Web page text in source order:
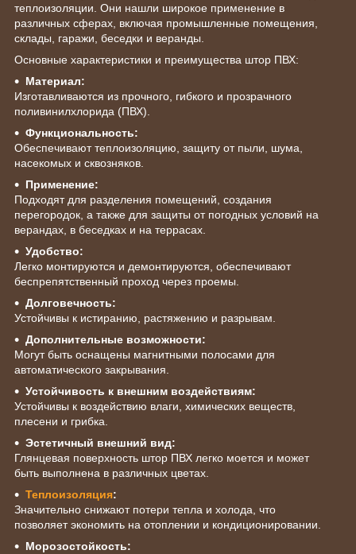
теплоизоляции. Они нашли широкое применение в
различных сферах, включая промышленные помещения,
склады, гаражи, беседки и веранды.
Основные характеристики и преимущества штор ПВХ:
Материал:
Изготавливаются из прочного, гибкого и прозрачного
поливинилхлорида (ПВХ).
Функциональность:
Обеспечивают теплоизоляцию, защиту от пыли, шума,
насекомых и сквозняков.
Применение:
Подходят для разделения помещений, создания
перегородок, а также для защиты от погодных условий на
верандах, в беседках и на террасах.
Удобство:
Легко монтируются и демонтируются, обеспечивают
беспрепятственный проход через проемы.
Долговечность:
Устойчивы к истиранию, растяжению и разрывам.
Дополнительные возможности:
Могут быть оснащены магнитными полосами для
автоматического закрывания.
Устойчивость к внешним воздействиям:
Устойчивы к воздействию влаги, химических веществ,
плесени и грибка.
Эстетичный внешний вид:
Глянцевая поверхность штор ПВХ легко моется и может
быть выполнена в различных цветах.
Теплоизоляция:
Значительно снижают потери тепла и холода, что
позволяет экономить на отоплении и кондиционировании.
Морозостойкость: